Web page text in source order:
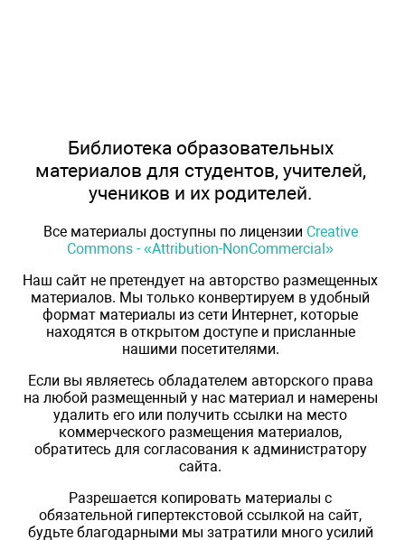
Библиотека образовательных
материалов для студентов, учителей,
учеников и их родителей.
Все материалы доступны по лицензии Creative
Commons - «Attribution-NonCommercial»
Наш сайт не претендует на авторство размещенных
материалов. Мы только конвертируем в удобный
формат материалы из сети Интернет, которые
находятся в открытом доступе и присланные
нашими посетителями.
Если вы являетесь обладателем авторского права
на любой размещенный у нас материал и намерены
удалить его или получить ссылки на место
коммерческого размещения материалов,
обратитесь для согласования к администратору
сайта.
Разрешается копировать материалы с
обязательной гипертекстовой ссылкой на сайт,
будьте благодарными мы затратили много усилий